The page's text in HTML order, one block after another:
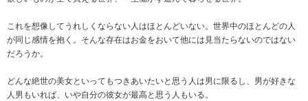
これを想像してうれしくならない人はほとんどいない。世界中のほとんどの人
が同じ感情を抱く。そんな存在はお金をおいて他には見当たらないのではない
だろうか。
どんな絶世の美女といってもつきあいたいと思う人は男に限るし、男が好きな
人男もいれば、いや自分の彼女が最高と思う人もいる。